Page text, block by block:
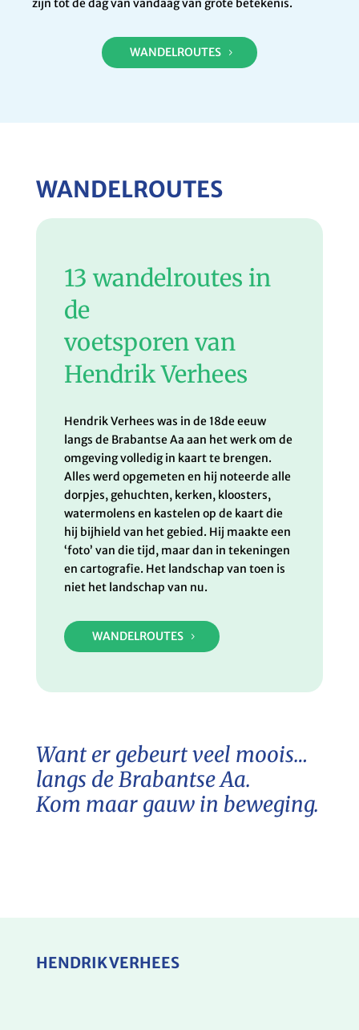
WANDELROUTES
WANDELROUTES
13 wandelroutes in
de
voetsporen van
Hendrik Verhees
Hendrik Verhees was in de 18de eeuw
langs de Brabantse Aa aan het werk om de
omgeving volledig in kaart te brengen.
Alles werd opgemeten en hij noteerde alle
dorpjes, gehuchten, kerken, kloosters,
watermolens en kastelen op de kaart die
hij bijhield van het gebied. Hij maakte een
‘foto’ van die tijd, maar dan in tekeningen
en cartografie. Het landschap van toen is
niet het landschap van nu.
WANDELROUTES
Want er gebeurt veel moois…
langs de Brabantse Aa.
Kom maar gauw in beweging.
HENDRIK VERHEES